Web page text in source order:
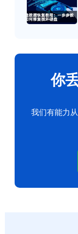
你
我们有能力